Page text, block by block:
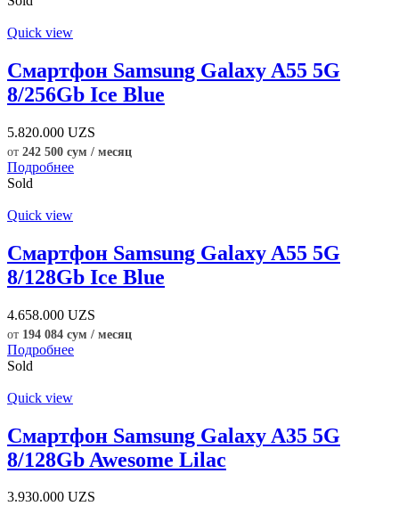
Quick view
Смартфон Samsung Galaxy A55 5G
8/256Gb Ice Blue
5.820.000 UZS
от 242 500 сум / месяц
Подробнее
Sold
Quick view
Смартфон Samsung Galaxy A55 5G
8/128Gb Ice Blue
4.658.000 UZS
от 194 084 сум / месяц
Подробнее
Sold
Quick view
Смартфон Samsung Galaxy A35 5G
8/128Gb Awesome Lilac
3.930.000 UZS